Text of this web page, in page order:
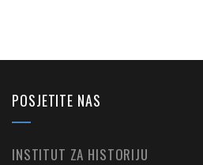
POSJETITE NAS
INSTITUT ZA HISTORIJU